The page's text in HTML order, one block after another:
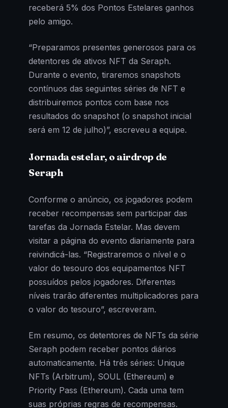
receberá 5% dos Pontos Estelares ganhos
pelo amigo.
“Preparamos presentes generosos para os
detentores de ativos NFT da Seraph.
Durante o evento, tiraremos snapshots
contínuos das seguintes séries de NFT e
distribuiremos pontos com base nos
resultados do snapshot (o snapshot inicial
será em 12 de julho)”, escreveu a equipe.
Jornada estelar, o airdrop de
Seraph
Conforme o anúncio, os jogadores podem
receber recompensas sem participar das
tarefas da Jornada Estelar. Mas devem
visitar a página do evento diariamente para
reivindicá-las. “Registraremos o nível e o
valor do tesouro dos equipamentos NFT
possuídos pelos jogadores. Diferentes
níveis trarão diferentes multiplicadores para
o valor do tesouro”, escreveram.
Em resumo, os detentores de NFTs da série
Seraph podem receber pontos diários
automaticamente. Há três séries: Unique
NFTs (Arbitrum), SOUL (Ethereum) e
Priority Pass (Ethereum). Cada uma tem
suas próprias regras de recompensas.